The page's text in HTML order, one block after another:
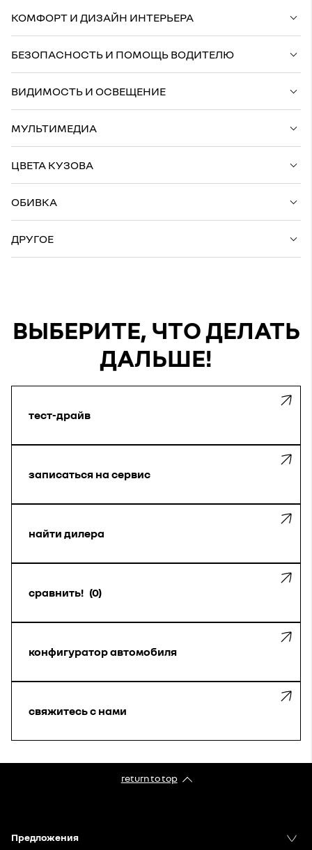
КОМФОРТ И ДИЗАЙН ИНТЕРЬЕРА
БЕЗОПАСНОСТЬ И ПОМОЩЬ ВОДИТЕЛЮ
ВИДИМОСТЬ И ОСВЕЩЕНИЕ
МУЛЬТИМЕДИА
ЦВЕТА КУЗОВА
ОБИВКА
ДРУГОЕ
ВЫБЕРИТЕ, ЧТО ДЕЛАТЬ
ДАЛЬШЕ!
тест-драйв
записаться на сервис
найти дилера
сравнить! 0
конфигуратор автомобиля
свяжитесь с нами
return to top
Предложения